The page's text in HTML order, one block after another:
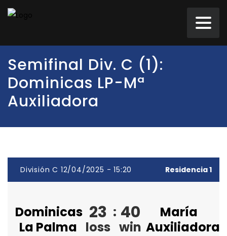
Semifinal Div. C (1):
Dominicas LP-Mª
Auxiliadora
División C 12/04/2025 - 15:20 Residencia 1
Dominicas
La Palma
23
loss
: 40
win
María
Auxiliadora